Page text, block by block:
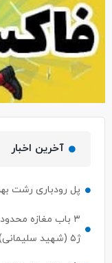
آخرین اخبار
۳ باب مغازه
تأکید شهردار